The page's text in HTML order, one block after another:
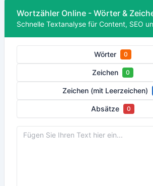
Wortzähler Online - Wörter &
Schnelle Textanalyse für Content, SEO
Wörter 0
Zeichen 0
Zeichen (mit Leerzeichen)
Absätze 0